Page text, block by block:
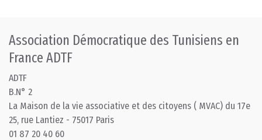
Association Démocratique des Tunisiens en
France ADTF
ADTF
B.N° 2
La Maison de la vie associative et des citoyens ( MVAC) du 17e
25, rue Lantiez - 75017 Paris
01 87 20 40 60